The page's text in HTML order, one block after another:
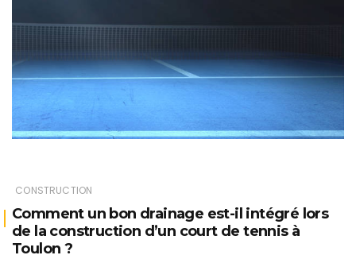
CONSTRUCTION
Comment un bon drainage est-il intégré lors
de la construction d’un court de tennis à
Toulon ?